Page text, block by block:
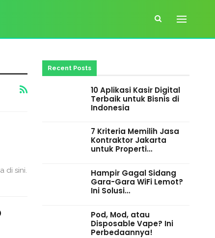
di sini.
Recent Posts
10 Aplikasi Kasir Digital
Terbaik untuk Bisnis di
Indonesia
7 Kriteria Memilih Jasa
Kontraktor Jakarta
untuk Properti…
Hampir Gagal Sidang
Gara-Gara WiFi Lemot?
Ini Solusi…
Pod, Mod, atau
Disposable Vape? Ini
Perbedaannya!